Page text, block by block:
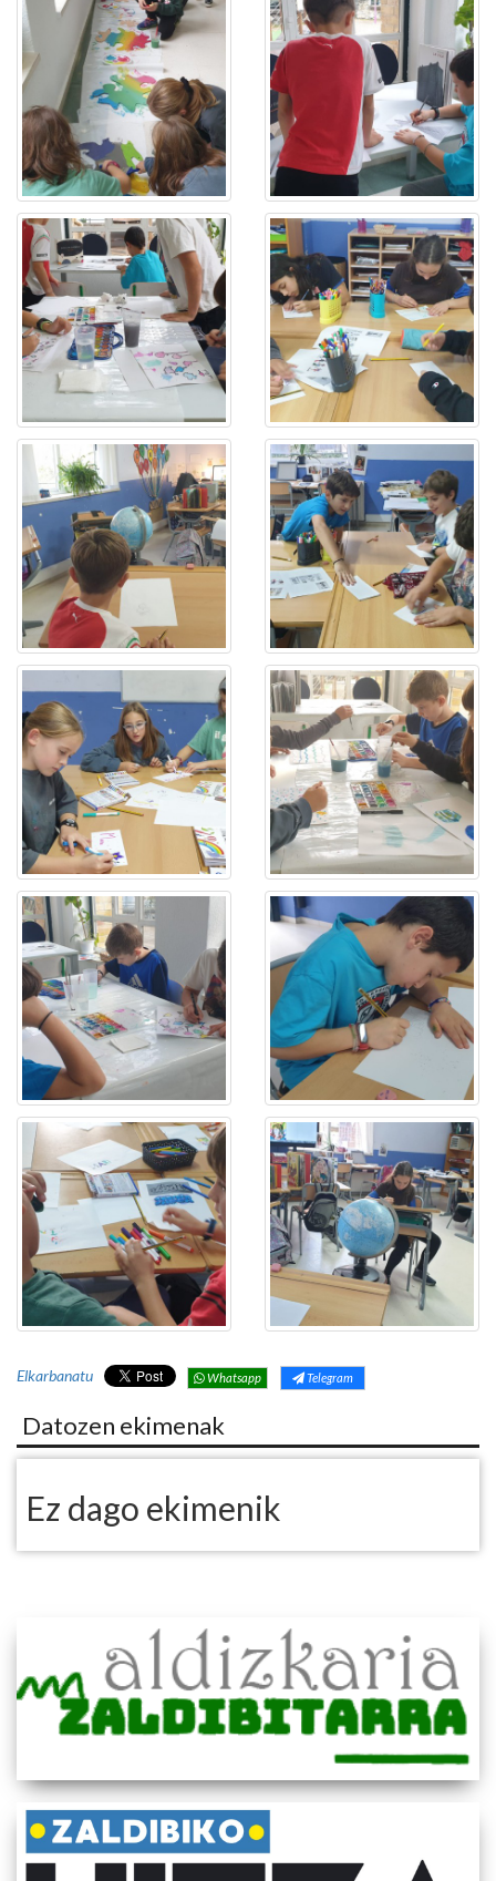
Elkarbanatu Whatsapp Telegram
Datozen ekimenak
Ez dago ekimenik